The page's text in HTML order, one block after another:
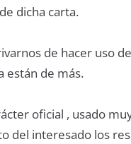
dicha carta.
de hacer uso de
están de más.
oficial , usado
del interesado los